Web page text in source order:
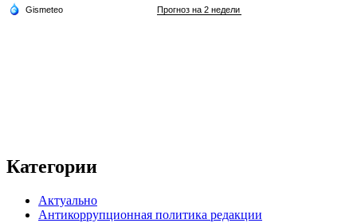
Категории
Актуально
Антикоррупционная политика редакции